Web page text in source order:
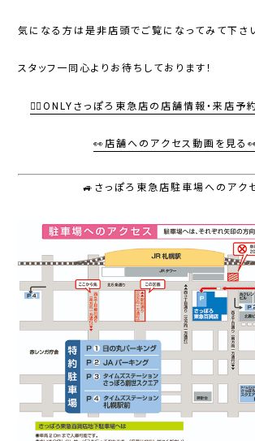
気になる方は是非店頭でご覧になってみて下さ
スタッフ一同心よりお待ちしております！
💁‍♂️ONLYさっぽろ東急店の店舗情報・来店予
👀店舗へのアクセス動画を見
🚙さっぽろ東急店駐車場へのアク